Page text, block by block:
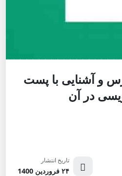
و آشنایی با پست‌
در آن
تاریخ انتشار
۲۴ فروردین 1400